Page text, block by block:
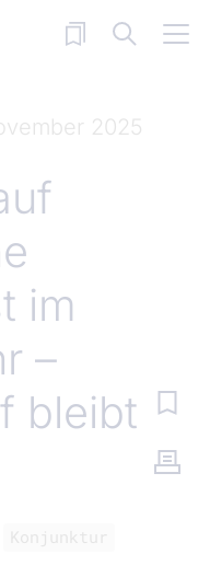
2025
im
–
bleibt